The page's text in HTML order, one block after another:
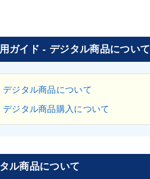
ガイド - デジタル商品について
デジタル商品について
デジタル商品購入について
ル商品について